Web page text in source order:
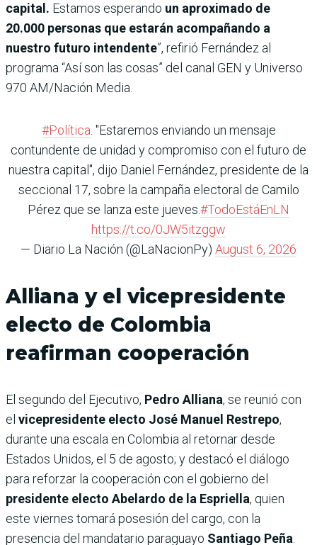
capital. Estamos esperando un aproximado de
20.000 personas que estarán acompañando a
nuestro futuro intendente”, refirió Fernández al
programa “Así son las cosas” del canal GEN y Universo
970 AM/Nación Media.
#Política. "Estaremos enviando un mensaje
contundente de unidad y compromiso con el futuro de
nuestra capital", dijo Daniel Fernández, presidente de la
seccional 17, sobre la campaña electoral de Camilo
Pérez que se lanza este jueves.#TodoEstáEnLN
https://t.co/0JW5itzggw
— Diario La Nación (@LaNacionPy) August 6, 2026
Alliana y el vicepresidente
electo de Colombia
reafirman cooperación
El segundo del Ejecutivo, Pedro Alliana, se reunió con
el vicepresidente electo José Manuel Restrepo,
durante una escala en Colombia al retornar desde
Estados Unidos, el 5 de agosto; y destacó el diálogo
para reforzar la cooperación con el gobierno del
presidente electo Abelardo de la Espriella, quien
este viernes tomará posesión del cargo, con la
presencia del mandatario paraguayo Santiago Peña.